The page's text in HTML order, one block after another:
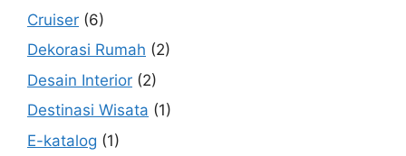
Cruiser (6)
Dekorasi Rumah (2)
Desain Interior (2)
Destinasi Wisata (1)
E-katalog (1)